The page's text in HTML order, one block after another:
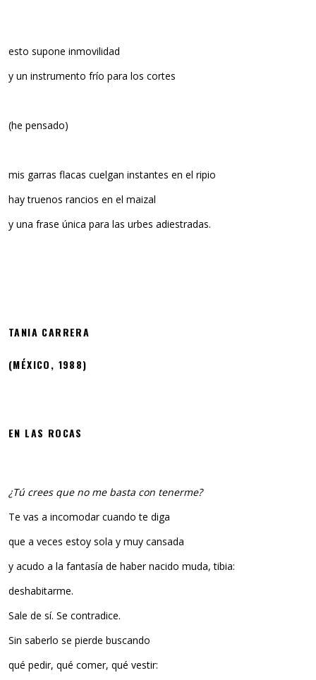
esto supone inmovilidad
y un instrumento frío para los cortes
(he pensado)
mis garras flacas cuelgan instantes en el ripio
hay truenos rancios en el maizal
y una frase única para las urbes adiestradas.
TANIA CARRERA
(MÉXICO, 1988)
EN LAS ROCAS
¿Tú crees que no me basta con tenerme?
Te vas a incomodar cuando te diga
que a veces estoy sola y muy cansada
y acudo a la fantasía de haber nacido muda, tibia:
deshabitarme.
Sale de sí. Se contradice.
Sin saberlo se pierde buscando
qué pedir, qué comer, qué vestir: